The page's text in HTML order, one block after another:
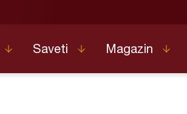
Saveti Magazin